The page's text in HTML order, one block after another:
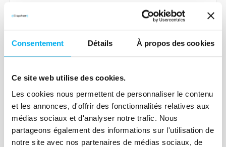
Consentement Détails À propos des cookies
Ce site web utilise des cookies.
Les cookies nous permettent de personnaliser le contenu
et les annonces, d'offrir des fonctionnalités relatives aux
médias sociaux et d'analyser notre trafic. Nous
partageons également des informations sur l'utilisation de
notre site avec nos partenaires de médias sociaux, de
Délais de règlement
fournisseurs, un KPI flexible et
16 novembre 2020 Risk management
Le délai de paiements fournisseurs est un
KPI utilisé au sein des entreprises par
plusieurs directions. Utilisé pour
différents usages, il s'impose comme un